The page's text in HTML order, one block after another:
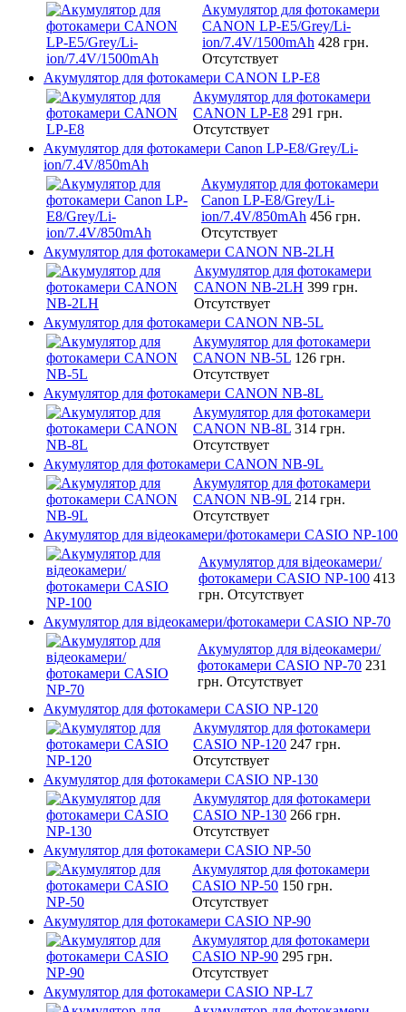
Акумулятор для фотокамери
CANON LP-E5/Grey/Li-
ion/7.4V/1500mAh 428 грн.
Отсутствует
Акумулятор для фотокамери CANON LP-E8
Акумулятор для фотокамери
CANON LP-E8 291 грн.
Отсутствует
Акумулятор для фотокамери Canon LP-E8/Grey/Li-
ion/7.4V/850mAh
Акумулятор для фотокамери
Canon LP-E8/Grey/Li-
ion/7.4V/850mAh 456 грн.
Отсутствует
Акумулятор для фотокамери CANON NB-2LH
Акумулятор для фотокамери
CANON NB-2LH 399 грн.
Отсутствует
Акумулятор для фотокамери CANON NB-5L
Акумулятор для фотокамери
CANON NB-5L 126 грн.
Отсутствует
Акумулятор для фотокамери CANON NB-8L
Акумулятор для фотокамери
CANON NB-8L 314 грн.
Отсутствует
Акумулятор для фотокамери CANON NB-9L
Акумулятор для фотокамери
CANON NB-9L 214 грн.
Отсутствует
Акумулятор для відеокамери/фотокамери CASIO NP-100
Акумулятор для відеокамери/
фотокамери CASIO NP-100 413
грн. Отсутствует
Акумулятор для відеокамери/фотокамери CASIO NP-70
Акумулятор для відеокамери/
фотокамери CASIO NP-70 231
грн. Отсутствует
Акумулятор для фотокамери CASIO NP-120
Акумулятор для фотокамери
CASIO NP-120 247 грн.
Отсутствует
Акумулятор для фотокамери CASIO NP-130
Акумулятор для фотокамери
CASIO NP-130 266 грн.
Отсутствует
Акумулятор для фотокамери CASIO NP-50
Акумулятор для фотокамери
CASIO NP-50 150 грн.
Отсутствует
Акумулятор для фотокамери CASIO NP-90
Акумулятор для фотокамери
CASIO NP-90 295 грн.
Отсутствует
Акумулятор для фотокамери CASIO NP-L7